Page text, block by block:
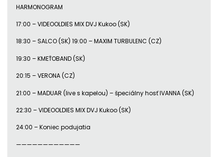
HARMONOGRAM
17:00 – VIDEOOLDIES MIX DVJ Kukoo (SK)
18:30 – SALCO (SK) 19:00 – MAXIM TURBULENC (CZ)
19:30 – KMEŤOBAND (SK)
20:15 – VERONA (CZ)
21:00 – MADUAR (live s kapelou) – špeciálny hosť IVANNA (SK)
22:30 – VIDEOOLDIES MIX DVJ Kukoo (SK)
24:00 – Koniec podujatia
————————————